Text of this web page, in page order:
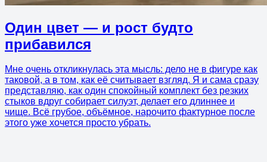
Один цвет — и рост будто
прибавился
Мне очень откликнулась эта мысль: дело не в фигуре как
таковой, а в том, как её считывает взгляд. Я и сама сразу
представляю, как один спокойный комплект без резких
стыков вдруг собирает силуэт, делает его длиннее и
чище. Всё грубое, объёмное, нарочито фактурное после
этого уже хочется просто убрать.